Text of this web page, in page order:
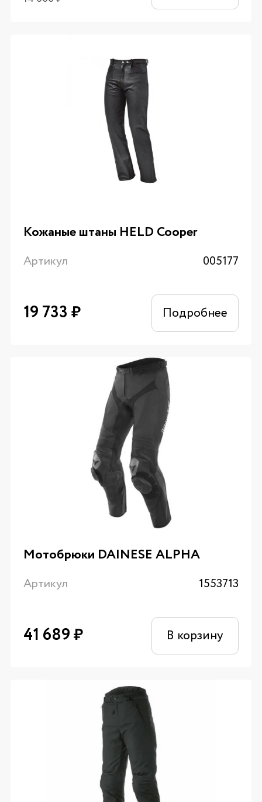
Кожаные штаны HELD Cooper
Артикул 005177
19 733 ₽ Подробнее
Мотобрюки DAINESE ALPHA
Артикул 1553713
41 689₽ В корзину